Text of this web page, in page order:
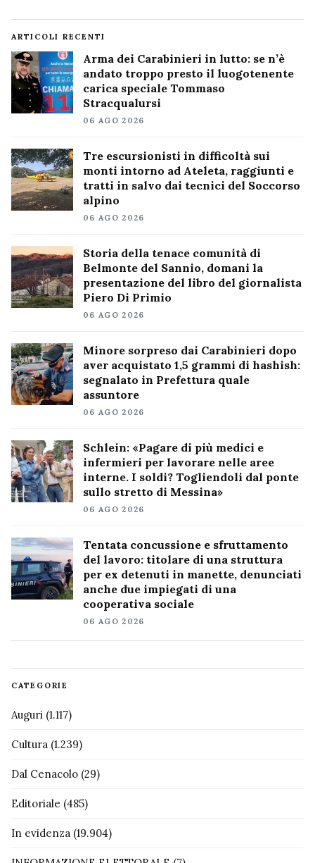
ARTICOLI RECENTI
Arma dei Carabinieri in lutto: se n’è
andato troppo presto il luogotenente
carica speciale Tommaso
Stracqualursi
06 AGO 2026
Tre escursionisti in difficoltà sui
monti intorno ad Ateleta, raggiunti e
tratti in salvo dai tecnici del Soccorso
alpino
06 AGO 2026
Storia della tenace comunità di
Belmonte del Sannio, domani la
presentazione del libro del giornalista
Piero Di Primio
06 AGO 2026
Minore sorpreso dai Carabinieri dopo
aver acquistato 1,5 grammi di hashish:
segnalato in Prefettura quale
assuntore
06 AGO 2026
Schlein: «Pagare di più medici e
infermieri per lavorare nelle aree
interne. I soldi? Togliendoli dal ponte
sullo stretto di Messina»
06 AGO 2026
Tentata concussione e sfruttamento
del lavoro: titolare di una struttura
per ex detenuti in manette, denunciati
anche due impiegati di una
cooperativa sociale
06 AGO 2026
CATEGORIE
Auguri (1.117)
Cultura (1.239)
Dal Cenacolo (29)
Editoriale (485)
In evidenza (19.904)